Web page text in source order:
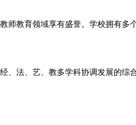
师教育领域享有盛誉。学校拥有
、法、艺、教多学科协调发展的